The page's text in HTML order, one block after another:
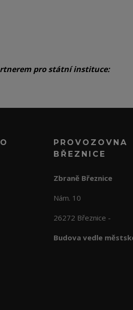
pro státní instituce:
PROVOZOVNA
BŘEZNICE
Zbraně Březnice
Nám. 10
26272 Březnice -
Budova vedle